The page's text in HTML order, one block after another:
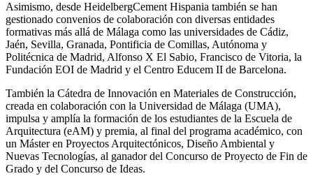
Asimismo, desde HeidelbergCement Hispania también se han
gestionado convenios de colaboración con diversas entidades
formativas más allá de Málaga como las universidades de Cádiz,
Jaén, Sevilla, Granada, Pontificia de Comillas, Autónoma y
Politécnica de Madrid, Alfonso X El Sabio, Francisco de Vitoria, la
Fundación EOI de Madrid y el Centro Educem II de Barcelona.
También la Cátedra de Innovación en Materiales de Construcción,
creada en colaboración con la Universidad de Málaga (UMA),
impulsa y amplía la formación de los estudiantes de la Escuela de
Arquitectura (eAM) y premia, al final del programa académico, con
un Máster en Proyectos Arquitectónicos, Diseño Ambiental y
Nuevas Tecnologías, al ganador del Concurso de Proyecto de Fin de
Grado y del Concurso de Ideas.